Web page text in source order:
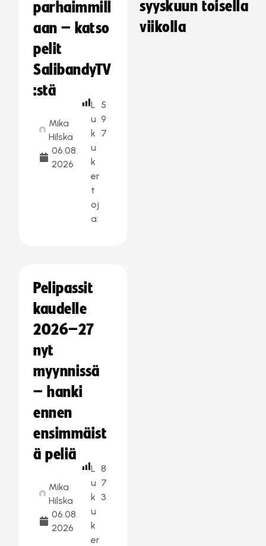
parhaimmill
aan – katso
pelit
SalibandyTV
:stä
Mika
Hilska
06.08.
2026
L
u
k
u
k
er
t
oj
a:
5
9
7
Pelipassit
kaudelle
2026–27
nyt
myynnissä
– hanki
ennen
ensimmäist
ä peliä
Mika
Hilska
06.08.
2026
L
u
k
u
k
er
8
7
3
syyskuun toisella
viikolla